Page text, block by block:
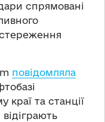
спрямовані
повідомляла
краї та станції